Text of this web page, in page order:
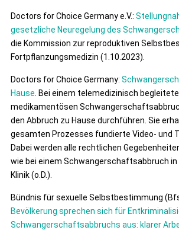
Doctors for Choice Germany e.V.:
gesetzliche Neuregelung des
die Kommission zur reproduktiven
Fortpflanzungsmedizin (1.10.2023).
Doctors for Choice Germany:
Hause . Bei einem telemedizinisch
medikamentösen
den Abbruch zu Hause durchführen. Sie
gesamten Prozesses fundierte Video- und
Dabei werden alle rechtlichen
wie bei einem Schwangerschaftsabbruch in
Klinik (o.D.).
Bündnis für sexuelle Selbstbestimmung
Bevölkerung sprechen sich für
Schwangerschaftsabbruchs aus: klarer